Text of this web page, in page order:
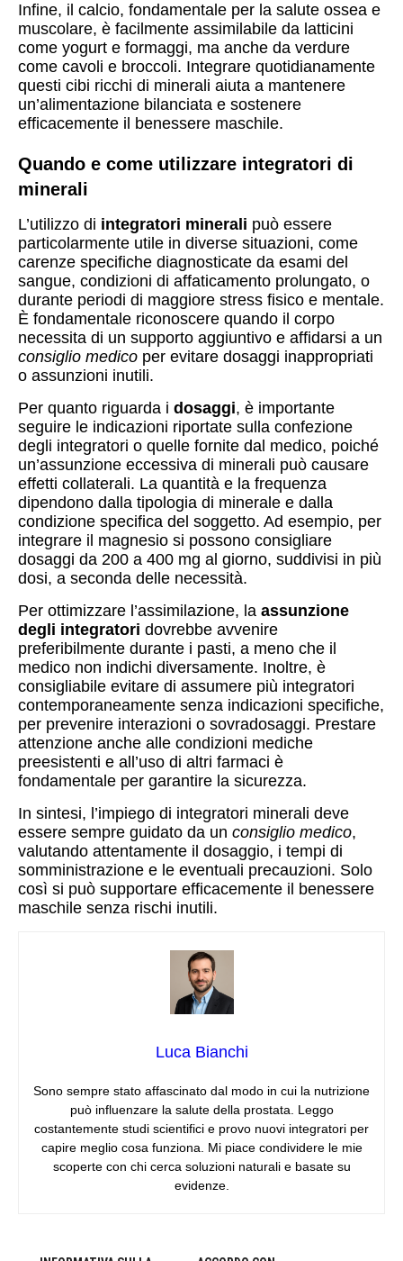
Infine, il calcio, fondamentale per la salute ossea e
muscolare, è facilmente assimilabile da latticini
come yogurt e formaggi, ma anche da verdure
come cavoli e broccoli. Integrare quotidianamente
questi cibi ricchi di minerali aiuta a mantenere
un’alimentazione bilanciata e sostenere
efficacemente il benessere maschile.
Quando e come utilizzare integratori di
minerali
L’utilizzo di integratori minerali può essere
particolarmente utile in diverse situazioni, come
carenze specifiche diagnosticate da esami del
sangue, condizioni di affaticamento prolungato, o
durante periodi di maggiore stress fisico e mentale.
È fondamentale riconoscere quando il corpo
necessita di un supporto aggiuntivo e affidarsi a un
consiglio medico per evitare dosaggi inappropriati
o assunzioni inutili.
Per quanto riguarda i dosaggi, è importante
seguire le indicazioni riportate sulla confezione
degli integratori o quelle fornite dal medico, poiché
un’assunzione eccessiva di minerali può causare
effetti collaterali. La quantità e la frequenza
dipendono dalla tipologia di minerale e dalla
condizione specifica del soggetto. Ad esempio, per
integrare il magnesio si possono consigliare
dosaggi da 200 a 400 mg al giorno, suddivisi in più
dosi, a seconda delle necessità.
Per ottimizzare l’assimilazione, la assunzione
degli integratori dovrebbe avvenire
preferibilmente durante i pasti, a meno che il
medico non indichi diversamente. Inoltre, è
consigliabile evitare di assumere più integratori
contemporaneamente senza indicazioni specifiche,
per prevenire interazioni o sovradosaggi. Prestare
attenzione anche alle condizioni mediche
preesistenti e all’uso di altri farmaci è
fondamentale per garantire la sicurezza.
In sintesi, l’impiego di integratori minerali deve
essere sempre guidato da un consiglio medico,
valutando attentamente il dosaggio, i tempi di
somministrazione e le eventuali precauzioni. Solo
così si può supportare efficacemente il benessere
maschile senza rischi inutili.
Luca Bianchi
Sono sempre stato affascinato dal modo in cui la nutrizione
può influenzare la salute della prostata. Leggo
costantemente studi scientifici e provo nuovi integratori per
capire meglio cosa funziona. Mi piace condividere le mie
scoperte con chi cerca soluzioni naturali e basate su
evidenze.